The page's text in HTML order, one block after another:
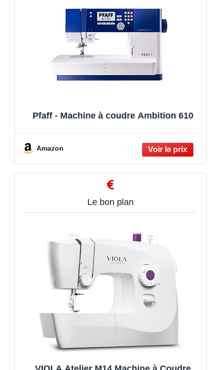
Pfaff - Machine à coudre Ambition 610
Amazon
Le bon plan